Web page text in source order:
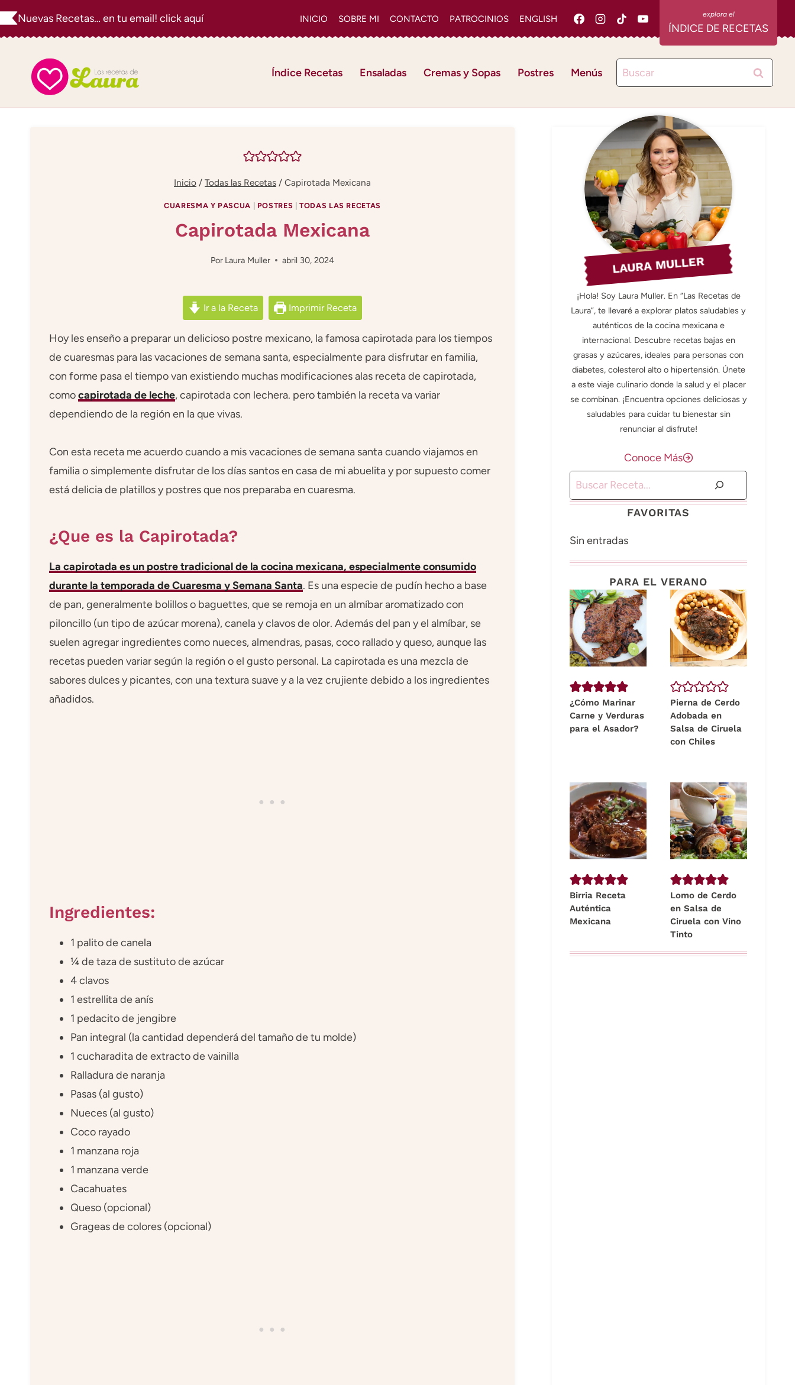
Saltar
al
Nuevas Recetas… en tu email! click aquí INICIO SOBRE MI CONTACTO PATROCINIOS ENGLISH
ÍNDICE DE RECETAS
Índice Recetas Ensaladas Cremas y Sopas Postres Menús Buscar:
Inicio / Todas las Recetas / Capirotada Mexicana
CUARESMA Y PASCUA POSTRES |TODAS LAS RECETAS
Capirotada Mexicana
Por Laura Muller abril 30, 2024
Ir a la Receta Imprimir Receta
Hoy les enseño a preparar un delicioso postre mexicano, la famosa capirotada para los tiempos
de cuaresmas para las vacaciones de semana santa, especialmente para disfrutar en familia,
con forme pasa el tiempo van existiendo muchas modificaciones alas receta de capirotada,
comocapirotada de leche, capirotada con lechera. pero también la receta va variar
dependiendo de la región en la que vivas.
Con esta receta me acuerdo cuando a mis vacaciones de semana santa cuando viajamos en
familia o simplemente disfrutar de los días santos en casa de mi abuelita y por supuesto comer
está delicia de platillos y postres que nos preparaba en cuaresma.
¿Que es la Capirotada?
La capirotada es un postre tradicional de la cocina mexicana, especialmente consumido
durante la temporada de Cuaresma y Semana Santa. Es una especie de pudín hecho a base
de pan, generalmente bolillos o baguettes, que se remoja en un almíbar aromatizado con
piloncillo (un tipo de azúcar morena), canela y clavos de olor. Además del pan y el almíbar, se
suelen agregar ingredientes como nueces, almendras, pasas, coco rallado y queso, aunque las
recetas pueden variar según la región o el gusto personal. La capirotada es una mezcla de
sabores dulces y picantes, con una textura suave y a la vez crujiente debido a los ingredientes
añadidos.
Ingredientes:
1 palito de canela
¼ de taza de sustituto de azúcar
4 clavos
1 estrellita de anís
1 pedacito de jengibre
Pan integral (la cantidad dependerá del tamaño de tu molde)
1 cucharadita de extracto de vainilla
Ralladura de naranja
Pasas (al gusto)
Nueces (al gusto)
Coco rayado
1 manzana roja
1 manzana verde
Cacahuates
Queso (opcional)
Grageas de colores (opcional)
LAURA MULLER
¡Hola! Soy Laura Muller. En “Las Recetas de
Laura”, te llevaré a explorar platos saludables y
auténticos de la cocina mexicana e
internacional. Descubre recetas bajas en
grasas y azúcares, ideales para personas con
diabetes, colesterol alto o hipertensión. Únete
a este viaje culinario donde la salud y el placer
se combinan. ¡Encuentra opciones deliciosas y
saludables para cuidar tu bienestar sin
renunciar al disfrute!
Conoce Más
Buscar
FAVORITAS
Sin entradas
PARA EL VERANO
¿Cómo Marinar
Carne y Verduras
para el Asador?
Pierna de Cerdo
Adobada en
Salsa de Ciruela
con Chiles
Birria Receta
Auténtica
Mexicana
Lomo de Cerdo
en Salsa de
Ciruela con Vino
Tinto